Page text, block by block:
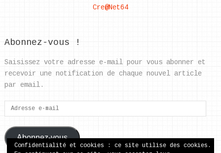
Cre@Net64
Abonnez-vous !
Saisissez votre adresse e-mail pour vous abonner et
recevoir une notification de chaque nouvel article
par email.
Adresse
e-
mail
Abonnez-vous
Confidentialité et cookies : ce site utilise des cookies.